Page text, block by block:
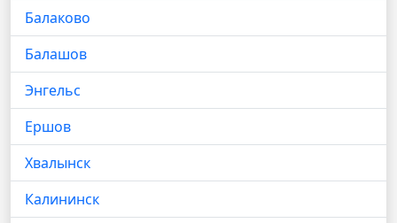
Балаково
Балашов
Энгельс
Ершов
Хвалынск
Калининск